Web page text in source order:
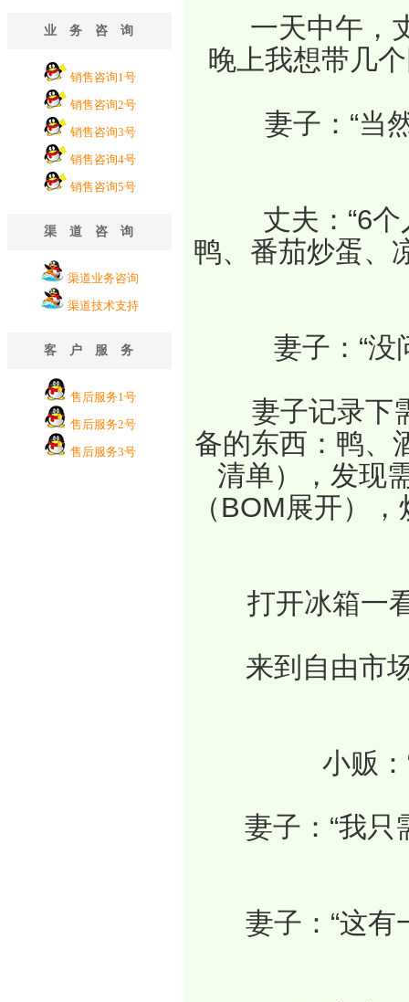
业务咨询
销售咨询1号
销售咨询2号
销售咨询3号
销售咨询4号
销售咨询5号
渠道咨询
渠道业务咨询
渠道技术支持
客户服务
售后服务1号
售后服务2号
售后服务3号
一天中午，丈
晚上我想带几
妻子：“当然
丈夫：“6个
鸭、番茄炒蛋、
妻子：“没问
妻子记录下需
备的东西：鸭
清单），发现
（BOM展开）
打开冰箱一看
来到自由市场
小贩：
妻子：“我只需
妻子：“这有一